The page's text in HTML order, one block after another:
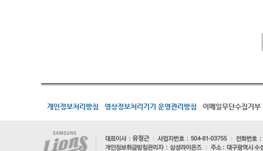
개인정보처리방침 영상정보처리기기 운영관리방침 이메일무단수집거부